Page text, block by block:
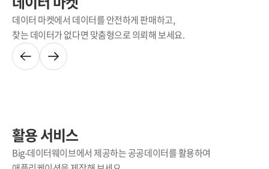
데이터 마켓에서 데이터를 안전하게 판매하고,
찾는 데이터가 없다면 맞춤형으로 의뢰해 보세요.
활용 서비스
Big-데이터웨이브에서 제공하는 공공데이터를 활용하여